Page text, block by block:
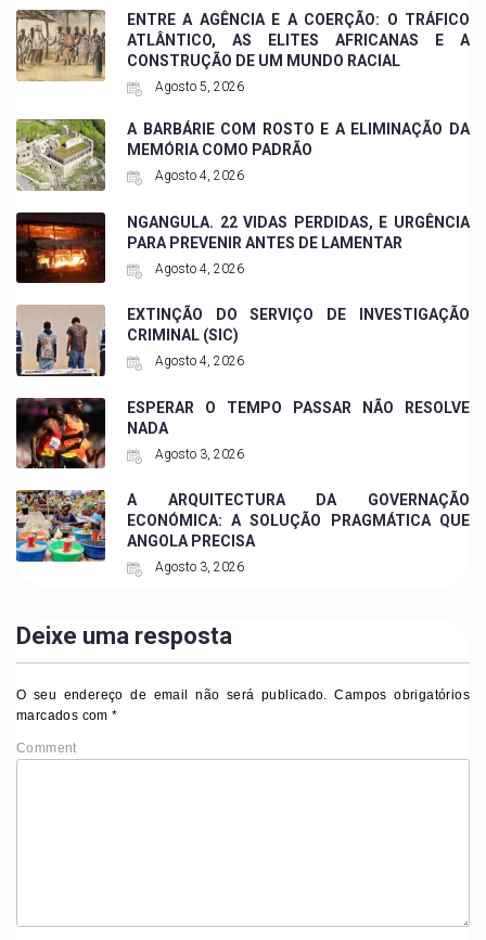
ENTRE A AGÊNCIA E A COERÇÃO: O TRÁFICO
ATLÂNTICO, AS ELITES AFRICANAS E A
CONSTRUÇÃO DE UM MUNDO RACIAL
Agosto 5, 2026
A BARBÁRIE COM ROSTO E A ELIMINAÇÃO DA
MEMÓRIA COMO PADRÃO
Agosto 4, 2026
NGANGULA. 22 VIDAS PERDIDAS, E URGÊNCIA
PARA PREVENIR ANTES DE LAMENTAR
Agosto 4, 2026
EXTINÇÃO DO SERVIÇO DE INVESTIGAÇÃO
CRIMINAL (SIC)
Agosto 4, 2026
ESPERAR O TEMPO PASSAR NÃO RESOLVE
NADA
Agosto 3, 2026
A ARQUITECTURA DA GOVERNAÇÃO
ECONÓMICA: A SOLUÇÃO PRAGMÁTICA QUE
ANGOLA PRECISA
Agosto 3, 2026
Deixe uma resposta
O seu endereço de email não será publicado. Campos obrigatórios
marcados com*
Comment